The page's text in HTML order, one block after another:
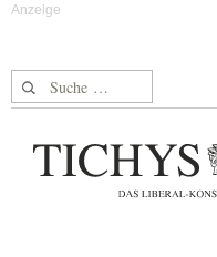
Suche nach: